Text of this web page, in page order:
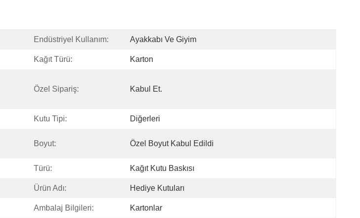
Endüstriyel Kullanım: Ayakkabı Ve Giyim
Kağıt Türü: Karton
Özel Sipariş: Kabul Et.
Kutu Tipi: Diğerleri
Boyut: Özel Boyut Kabul Edildi
Türü: Kağıt Kutu Baskısı
Ürün Adı: Hediye Kutuları
Ambalaj Bilgileri: Kartonlar